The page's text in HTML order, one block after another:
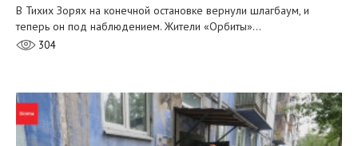
В Тихих Зорях на конечной остановке вернули шлагбаум, и
теперь он под наблюдением. Жители «Орбиты»…
304